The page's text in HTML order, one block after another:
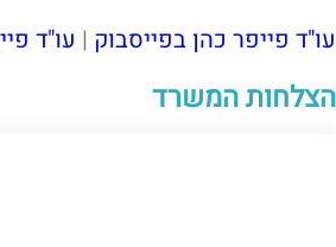
עו"ד פייפר כהן בפייסבוק | עו"ד
הצלחות המשרד